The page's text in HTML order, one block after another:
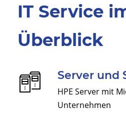
IT Service
Überblick
Server und
HPE Server mit
Unternehmen